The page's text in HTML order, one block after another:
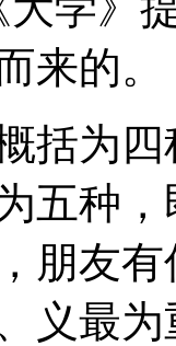
来的。
括为
五种
朋友
义最